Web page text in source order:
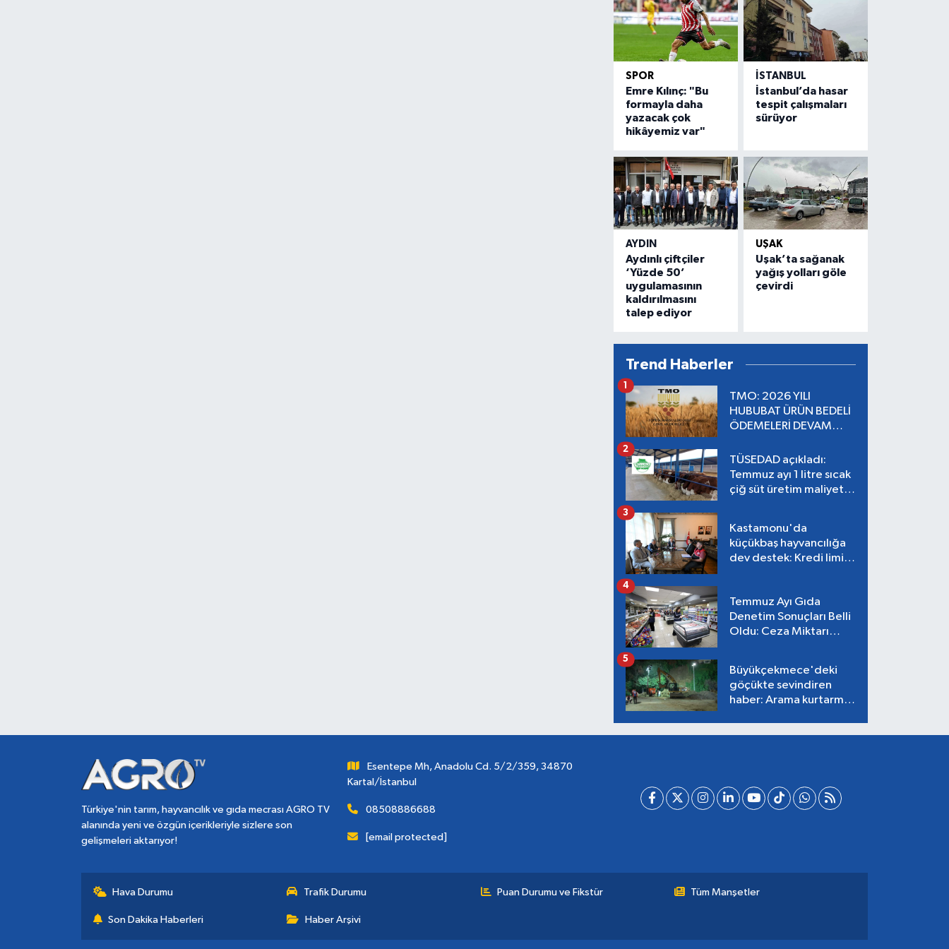
SPOR
Emre Kılınç: "Bu
formayla daha
yazacak çok
hikâyemiz var"
İSTANBUL
İstanbul’da hasar
tespit çalışmaları
sürüyor
AYDIN
Aydınlı çiftçiler
‘Yüzde 50’
uygulamasının
kaldırılmasını
talep ediyor
UŞAK
Uşak’ta sağanak
yağış yolları göle
çevirdi
Trend Haberler
TMO: 2026 YILI
HUBUBAT ÜRÜN BEDELİ
ÖDEMELERİ DEVAM
1
TÜSEDAD açıkladı:
Temmuz ayı 1 litre sıcak
çiğ süt üretim maliyeti
2
Kastamonu'da
küçükbaş hayvancılığa
dev destek: Kredi limiti
3
Temmuz Ayı Gıda
Denetim Sonuçları Belli
Oldu: Ceza Miktarı
4
Büyükçekmece'deki
göçükte sevindiren
haber: Arama kurtarma
5
Türkiye'nin tarım, hayvancılık ve gıda mecrası AGRO TV
alanında yeni ve özgün içerikleriyle sizlere son
gelişmeleri aktarıyor!
Esentepe Mh, Anadolu Cd. 5/2/359, 34870
Kartal/İstanbul
08508886688
[email protected]
Hava Durumu Trafik Durumu Puan Durumu ve Fikstür Tüm Manşetler
Son Dakika Haberleri Haber Arşivi